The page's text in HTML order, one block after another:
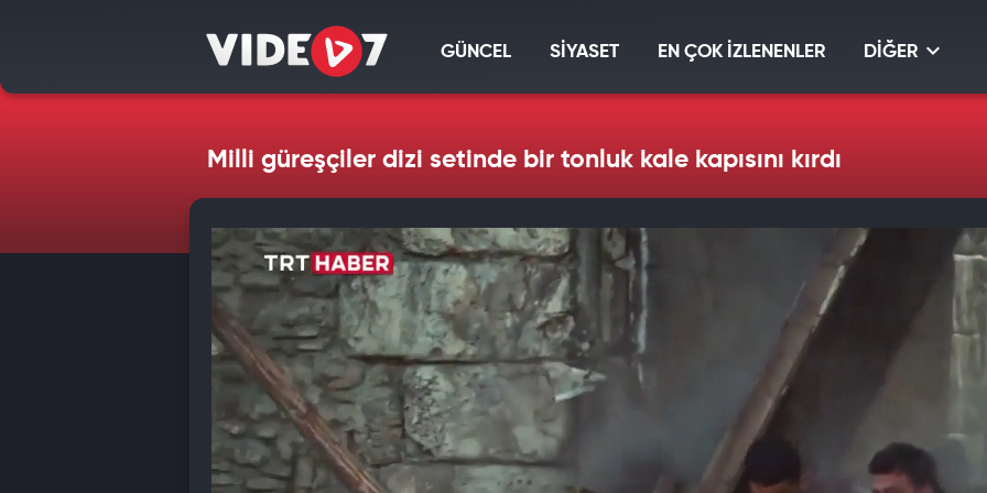
GÜNCEL SİYASET EN ÇOK İZLENENLER DİĞER
Milli güreşçiler dizi setinde bir tonluk kale kapısını kırdı